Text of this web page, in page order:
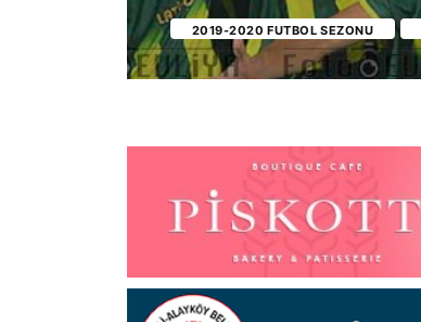
2019-2020 FUTBOL SEZONU